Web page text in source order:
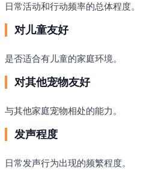
日常活动和行动频率的总体程度。
对儿童友好
是否适合有儿童的家庭环境。
对其他宠物友好
与其他家庭宠物相处的能力。
发声程度
日常发声行为出现的频繁程度。